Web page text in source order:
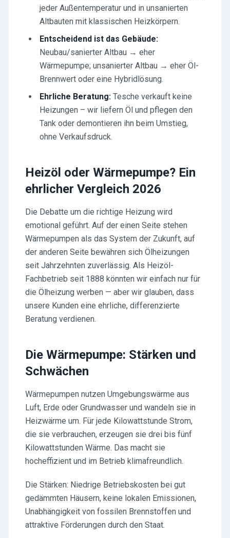
jeder Außentemperatur und in unsanierten
Altbauten mit klassischen Heizkörpern.
Entscheidend ist das Gebäude:
Neubau/sanierter Altbau → eher
Wärmepumpe; unsanierter Altbau → eher Öl-
Brennwert oder eine Hybridlösung.
Ehrliche Beratung: Tesche verkauft keine
Heizungen – wir liefern Öl und pflegen den
Tank oder demontieren ihn beim Umstieg,
ohne Verkaufsdruck.
Heizöl oder Wärmepumpe? Ein
ehrlicher Vergleich 2026
Die Debatte um die richtige Heizung wird
emotional geführt. Auf der einen Seite stehen
Wärmepumpen als das System der Zukunft, auf
der anderen Seite bewähren sich Ölheizungen
seit Jahrzehnten zuverlässig. Als Heizöl-
Fachbetrieb seit 1888 könnten wir einfach nur für
die Ölheizung werben — aber wir glauben, dass
unsere Kunden eine ehrliche, differenzierte
Beratung verdienen.
Die Wärmepumpe: Stärken und
Schwächen
Wärmepumpen nutzen Umgebungswärme aus
Luft, Erde oder Grundwasser und wandeln sie in
Heizwärme um. Für jede Kilowattstunde Strom,
die sie verbrauchen, erzeugen sie drei bis fünf
Kilowattstunden Wärme. Das macht sie
hocheffizient und im Betrieb klimafreundlich.
Die Stärken: Niedrige Betriebskosten bei gut
gedämmten Häusern, keine lokalen Emissionen,
Unabhängigkeit von fossilen Brennstoffen und
attraktive Förderungen durch den Staat.